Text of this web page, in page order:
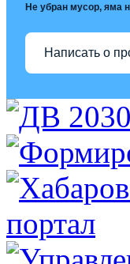
Не убран мусор, яма
Написать о